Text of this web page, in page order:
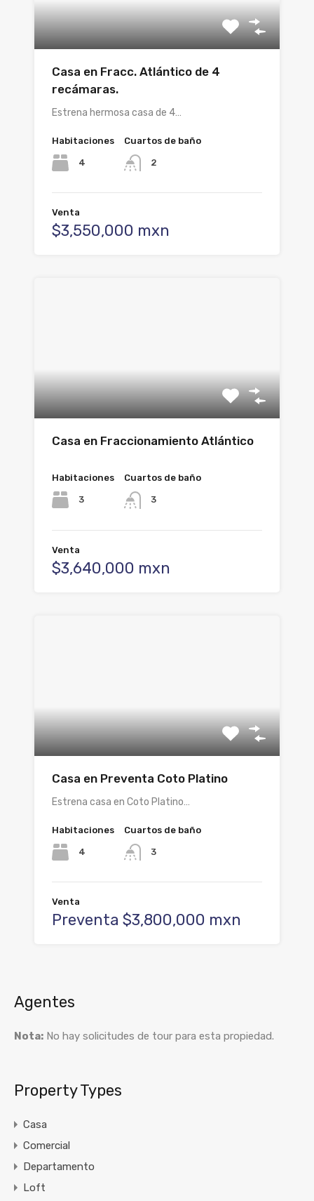
Casa en Fracc. Atlántico de 4
recámaras.
Estrena hermosa casa de 4…
Habitaciones
4
Cuartos de baño
2
Venta
$3,550,000 mxn
Casa en Fraccionamiento Atlántico
Habitaciones
3
Cuartos de baño
3
Venta
$3,640,000 mxn
Casa en Preventa Coto Platino
Estrena casa en Coto Platino…
Habitaciones
4
Cuartos de baño
3
Venta
Preventa $3,800,000 mxn
Agentes
Nota: No hay solicitudes de tour para esta propiedad.
Property Types
Casa
Comercial
Departamento
Loft